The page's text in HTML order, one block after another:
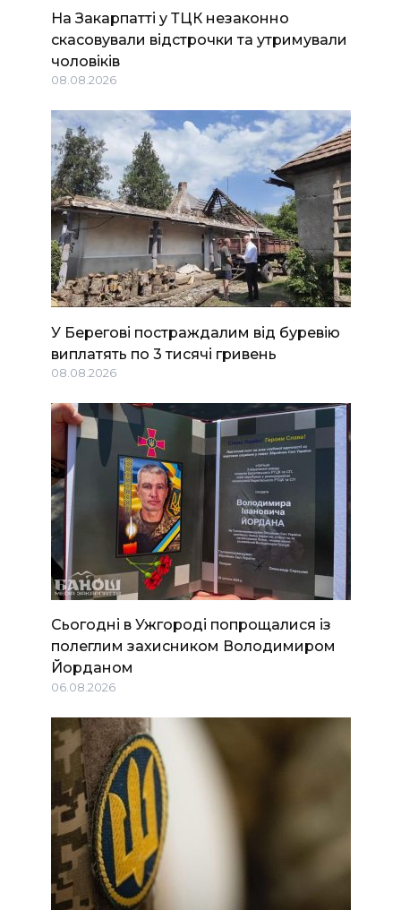
На Закарпатті у ТЦК незаконно
скасовували відстрочки та утримували
чоловіків
08.08.2026
У Берегові постраждалим від буревію
виплатять по 3 тисячі гривень
08.08.2026
Сьогодні в Ужгороді попрощалися із
полеглим захисником Володимиром
Йорданом
06.08.2026